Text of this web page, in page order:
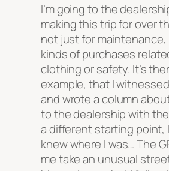
I’m going to the
making this trip for over
not just for maintenance,
kinds of purchases
clothing or safety. It’s
example, that I
and wrote a column
to the dealership with the
a different starting point,
knew where I was… The
me take an unusual